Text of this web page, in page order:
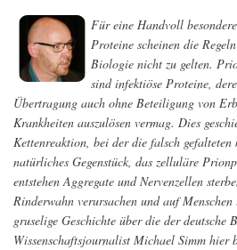
Für eine Handvoll
Proteine scheinen die
Biologie nicht zu gelten.
sind infektiöse Proteine,
Übertragung auch ohne Beteiligung von
Krankheiten auszulösen vermag. Dies
Kettenreaktion, bei der die falsch
natürliches Gegenstück, das zelluläre
entstehen Aggregate und Nervenzellen
Rinderwahn verursachen und auf
gruselige Geschichte über die der deutsche
Wissenschaftsjournalist Michael Simm hier